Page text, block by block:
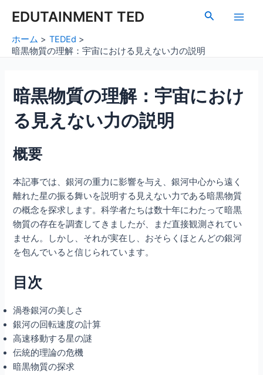
EDUTAINMENT TED
検
Main
ホーム
TEDEd
暗黒物質の理解：宇宙における見えない力の説明
暗黒物質の理解：宇宙におけ
る見えない力の説明
概要
本記事では、銀河の重力に影響を与え、銀河中心から遠く
離れた星の振る舞いを説明する見えない力である暗黒物質
の概念を探求します。科学者たちは数十年にわたって暗黒
物質の存在を調査してきましたが、まだ直接観測されてい
ません。しかし、それが実在し、おそらくほとんどの銀河
を包んでいると信じられています。
目次
渦巻銀河の美しさ
銀河の回転速度の計算
高速移動する星の謎
伝統的理論の危機
暗黒物質の探求
navigation